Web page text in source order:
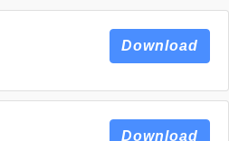
Download
Download